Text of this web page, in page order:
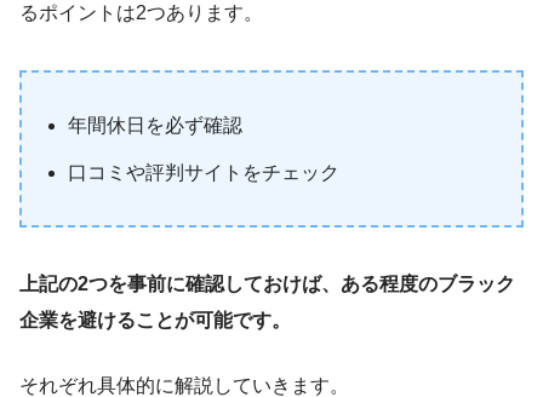
るポイントは2つあります。
年間休日を必ず確認
口コミや評判サイトをチェック
上記の2つを事前に確認しておけば、ある程度のブラック
企業を避けることが可能です。
それぞれ具体的に解説していきます。